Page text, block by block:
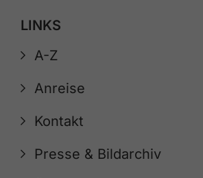
LINKS
A-Z
Anreise
Kontakt
Presse & Bildarchiv